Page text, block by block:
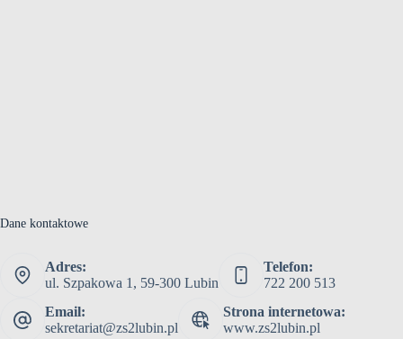
Dane kontaktowe
Adres:
ul. Szpakowa 1, 59-300 Lubin
Telefon:
722 200 513
Email:
sekretariat@zs2lubin.pl
Strona internetowa:
www.zs2lubin.pl